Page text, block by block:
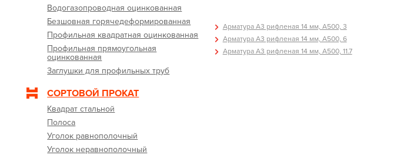
Водогазопроводная оцинкованная
Безшовная горячедеформированная
Профильная квадратная оцинкованная
Профильная прямоугольная
оцинкованная
Заглушки для профильных труб
СОРТОВОЙ ПРОКАТ
Квадрат стальной
Полоса
Уголок равнополочный
Уголок неравнополочный
Арматура А3 рифленая 14 мм, А500, 3
Арматура А3 рифленая 14 мм, А500, 6
Арматура А3 рифленая 14 мм, А500, 11.7